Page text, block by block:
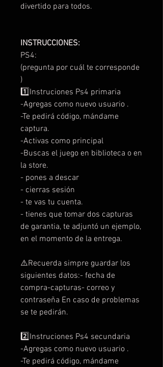
divertido para todos.
INSTRUCCIONES:
PS4:
(pregunta por cuál te corresponde
)
1️⃣Instruciones Ps4 primaria
-Agregas como nuevo usuario .
-Te pedirá código, mándame
captura.
-Activas como principal
-Buscas el juego en biblioteca o en
la store.
- pones a descar
- cierras sesión
- te vas tu cuenta.
- tienes que tomar dos capturas
de garantia, te adjuntó un ejemplo,
en el momento de la entrega.
⚠️Recuerda simpre guardar los
siguientes datos:- fecha de
compra-capturas- correo y
contraseña En caso de problemas
se te pedirán.
2️⃣Instruciones Ps4 secundaria
-Agregas como nuevo usuario .
-Te pedirá código, mándame